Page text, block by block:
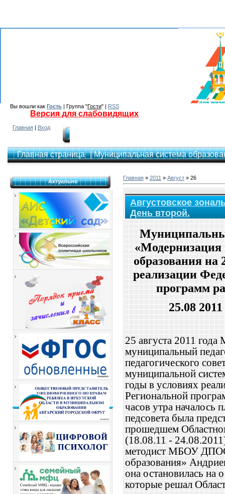
Вы вошли как Гость | Группа "Гости" | RSS
Версия для слабовидящих
Главная | Вход
Главная страница | Муниципальная система
Актуально
Главная » 2011 » Август » 26
Августовское
День второй.
образования на
реализации
программ
25.08
25 августа 2011
муниципальный
педагогического
муниципальной
годы в условиях
Региональной
часов утра началось
педсовета была
прошедшем
(18.08.11 -
методист МБОУ
образования»
она остановилась на
которые решал